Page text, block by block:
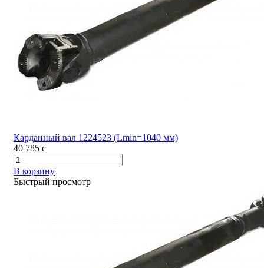
Карданный вал 1224523 (Lmin=1040 мм)
40 785 c
В корзину
Быстрый просмотр